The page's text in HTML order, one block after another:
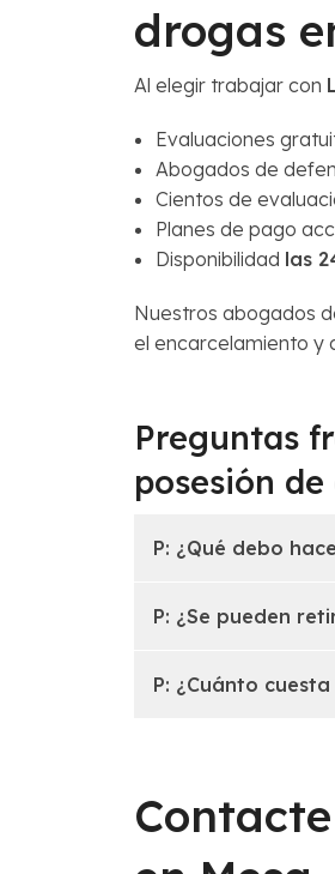
drogas
Al elegir trabajar con
Evaluaciones
Abogados de
Cientos de
Planes de pago
Disponibilidad las
Nuestros abogados
el encarcelamiento y
Preguntas
posesión
P: ¿Qué debo
P: ¿Se pueden
P: ¿Cuánto